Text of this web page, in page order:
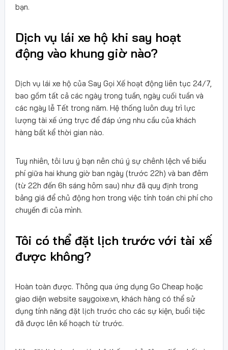
bạn.
Dịch vụ lái xe hộ khi say hoạt
động vào khung giờ nào?
Dịch vụ lái xe hộ của Say Gọi Xế hoạt động liên tục 24/7,
bao gồm tất cả các ngày trong tuần, ngày cuối tuần và
các ngày lễ Tết trong năm. Hệ thống luôn duy trì lực
lượng tài xế ứng trực để đáp ứng nhu cầu của khách
hàng bất kể thời gian nào.
Tuy nhiên, tôi lưu ý bạn nên chú ý sự chênh lệch về biểu
phí giữa hai khung giờ ban ngày (trước 22h) và ban đêm
(từ 22h đến 6h sáng hôm sau) như đã quy định trong
bảng giá để chủ động hơn trong việc tính toán chi phí cho
chuyến đi của mình.
Tôi có thể đặt lịch trước với tài xế
được không?
Hoàn toàn được. Thông qua ứng dụng Go Cheap hoặc
giao diện website saygoixe.vn, khách hàng có thể sử
dụng tính năng đặt lịch trước cho các sự kiện, buổi tiệc
đã được lên kế hoạch từ trước.